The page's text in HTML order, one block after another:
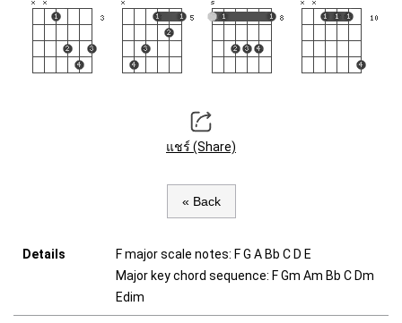
แชร์ (Share)
« Back
Details
F major scale notes: F G A Bb C D E
Major key chord sequence: F Gm Am Bb C Dm
Edim